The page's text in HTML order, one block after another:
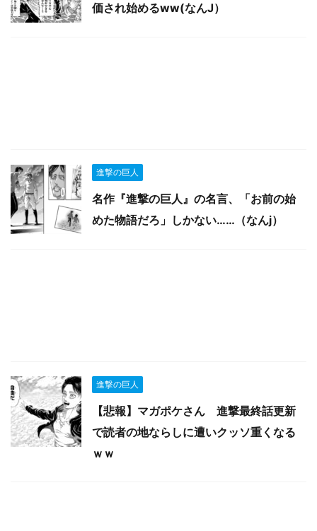
価され始めるww(なんJ）
進撃の巨人
名作『進撃の巨人』の名言、「お前の始
めた物語だろ」しかない……（なんj）
進撃の巨人
【悲報】マガポケさん 進撃最終話更新
で読者の地ならしに遭いクッソ重くなる
ｗｗ